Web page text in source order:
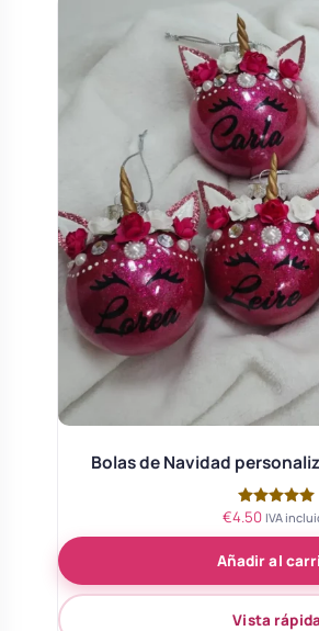
Bolas de Navidad
Valorado
de 5
€4.50 IVA
Añadir al
Vista rápida